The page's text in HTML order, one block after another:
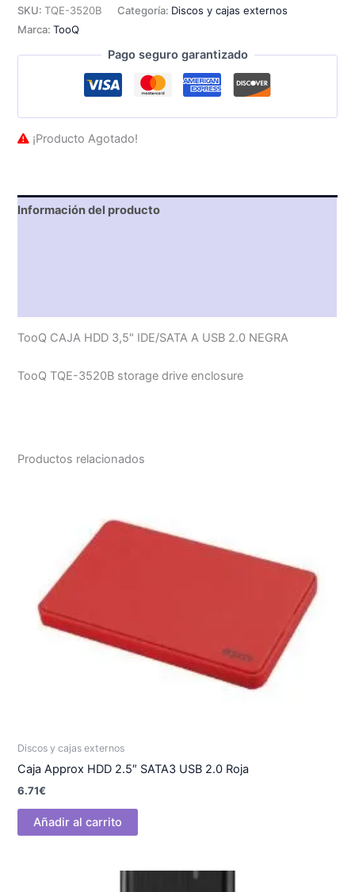
SKU:TQE-3520B Categoría: Discos y cajas externos
Marca:TooQ
Pago seguro garantizado
¡Producto Agotado!
Información del producto
TooQ CAJA HDD 3,5" IDE/SATA A USB 2.0 NEGRA
TooQ TQE-3520B storage drive enclosure
Productos relacionados
Discos y cajas externos
Caja Approx HDD 2.5″ SATA3 USB 2.0 Roja
6.71€
Añadir al carrito